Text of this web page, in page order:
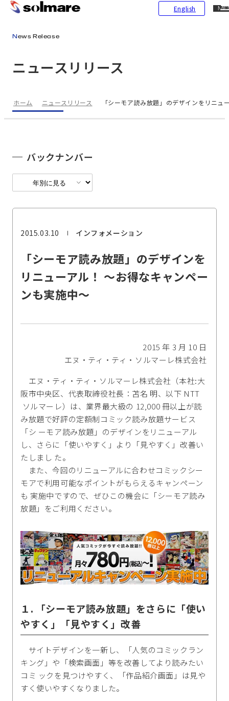
English
ニュースリリース
News Release
ホーム ニュースリリース 「シーモア読み放題」のデザインをリニ
2015.03.10 インフォメーション
「シーモア読み放題」のデザインを
リニューアル！ ～お得なキャンペー
ンも実施中～
2015 年 3 月 10 日
エヌ・ティ・ティ・ソルマーレ株式会社
エヌ・ティ・ティ・ソルマーレ株式会社（本社:大
阪市中央区、代表取締役社長：苫名 明、以下 NTT
ソルマーレ）は、業界最大級の 12,000 冊以上が読
み放題で好評の定額制コミック読み放題サービス
「シ ーモア読み放題」のデザインをリニューアル
し、さらに「使いやすく」より「見やすく」改善い
たしまし た。
また、今回のリニューアルに合わせコミックシー
モアで利用可能なポイントがもらえるキャンペーン
も 実施中ですので、ぜひこの機会に「シーモア読み
放題」をご利用ください。
１. 「シーモア読み放題」をさらに「使い
やすく」「見やすく」改善
サイトデザインを一新し、「人気のコミックラン
キング」や「検索画面」等を改善してより読みたい
コミ ックを見つけやすく、「作品紹介画面」は見や
すく使いやすくなりました。
バックナンバー